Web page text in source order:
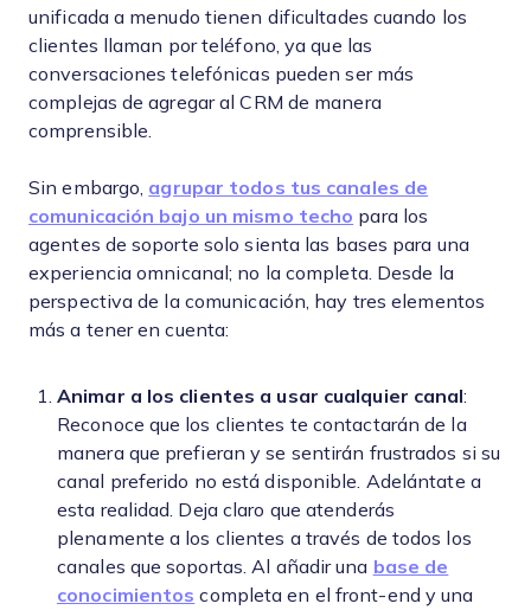
unificada a menudo tienen dificultades cuando los
clientes llaman por teléfono, ya que las
conversaciones telefónicas pueden ser más
complejas de agregar al CRM de manera
comprensible.
Sin embargo, agrupar todos tus canales de
comunicación bajo un mismo techo para los
agentes de soporte solo sienta las bases para una
experiencia omnicanal; no la completa. Desde la
perspectiva de la comunicación, hay tres elementos
más a tener en cuenta:
Animar a los clientes a usar cualquier canal:
Reconoce que los clientes te contactarán de la
manera que prefieran y se sentirán frustrados si su
canal preferido no está disponible. Adelántate a
esta realidad. Deja claro que atenderás
plenamente a los clientes a través de todos los
canales que soportas. Al añadir una base de
conocimientos completa en el front-end y una